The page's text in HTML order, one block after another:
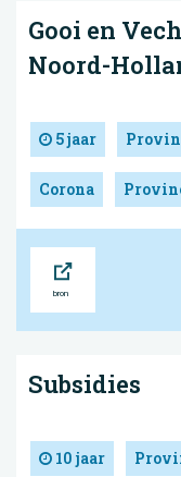
Gooi en
Noord-
5 jaar
Corona
Subsidies
10 jaar